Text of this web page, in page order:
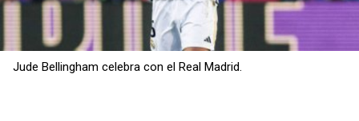
Jude Bellingham celebra con el Real Madrid.